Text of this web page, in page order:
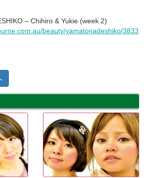
– Chihiro & Yukie (week 2)
beauty/yamatonadeshiko/3833